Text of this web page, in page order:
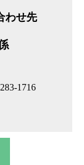
わせ先
1716